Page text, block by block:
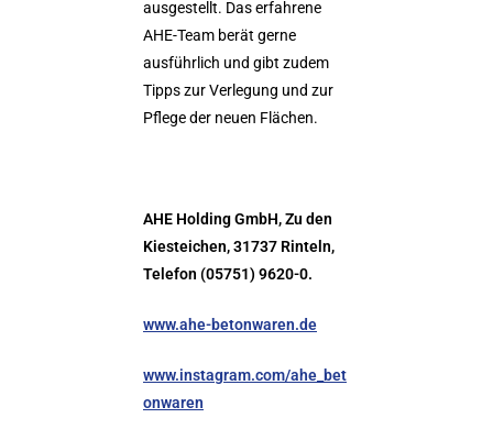
ausgestellt. Das erfahrene
AHE-Team berät gerne
ausführlich und gibt zudem
Tipps zur Verlegung und zur
Pflege der neuen Flächen.
AHE Holding GmbH, Zu den
Kiesteichen, 31737 Rinteln,
Telefon (05751) 9620-0.
www.ahe-betonwaren.de
www.instagram.com/ahe_bet
onwaren